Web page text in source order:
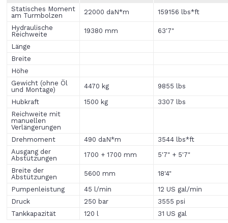
Statisches Moment
am Turmbolzen
22000 daN*m 159156 lbs*ft
Hydraulische
Reichweite
19380 mm 63'7"
Länge
Breite
Höhe
Gewicht (ohne Öl
und Montage)
4470 kg 9855 lbs
Hubkraft 1500 kg
3307 lbs
Reichweite mit
manuellen
Verlängerungen
Drehmoment
490 daN*m
3544 lbs*ft
Ausgang der
Abstützungen
1700 + 1700 mm 5'7" + 5'7"
Breite der
Abstützungen
5600 mm 18'4"
Pumpenleistung 45 l/min
12 US gal/min
Druck
250 bar
3555 psi
Tankkapazität
120 l 31 US gal